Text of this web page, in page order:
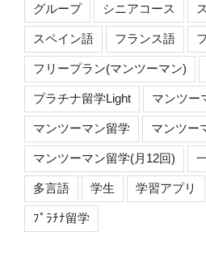
グループ シニアコース
スペイン語 フランス語
フリープラン(マンツーマン)
プラチナ留学Light マンツー
マンツーマン留学 マンツー
マンツーマン留学(月12回)
多言語 学生 学習アプリ
ﾌﾟﾗﾁﾅ留学